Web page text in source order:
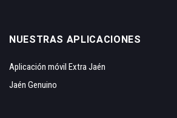
NUESTRAS APLICACIONES
Aplicación móvil Extra Jaén
Jaén Genuino